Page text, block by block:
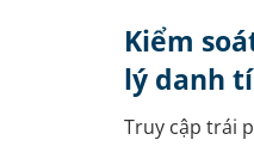
Kiểm
lý danh
Truy cập trái